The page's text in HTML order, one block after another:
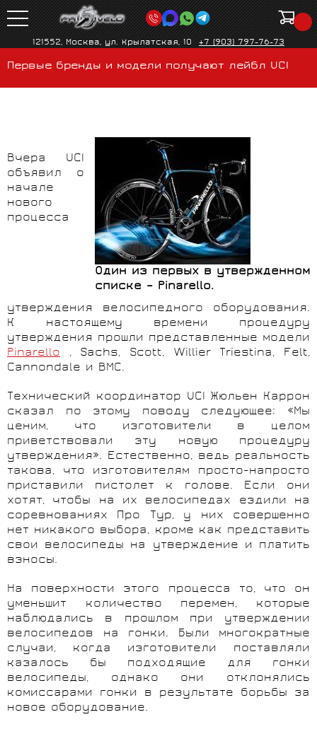
121552, Москва, ул. Крылатская, 10 +7 (903) 797-76-73
Первые бренды и модели получают лейбл UCI
Один из первых в утвержденном
списке – Pinarello.
Вчера UCI
объявил о
начале
нового
процесса
утверждения велосипедного оборудования.
К настоящему времени процедуру
утверждения прошли представленные модели
Pinarello , Sachs, Scott, Willier Triestina, Felt,
Cannondale и BMC.
Технический координатор UCI Жюльен Каррон
сказал по этому поводу следующее: «Мы
ценим, что изготовители в целом
приветствовали эту новую процедуру
утверждения». Естественно, ведь реальность
такова, что изготовителям просто-напросто
приставили пистолет к голове. Если они
хотят, чтобы на их велосипедах ездили на
соревнованиях Про Тур, у них совершенно
нет никакого выбора, кроме как представить
свои велосипеды на утверждение и платить
взносы.
На поверхности этого процесса то, что он
уменьшит количество перемен, которые
наблюдались в прошлом при утверждении
велосипедов на гонки. Были многократные
случаи, когда изготовители поставляли
казалось бы подходящие для гонки
велосипеды, однако они отклонялись
комиссарами гонки в результате борьбы за
новое оборудование.